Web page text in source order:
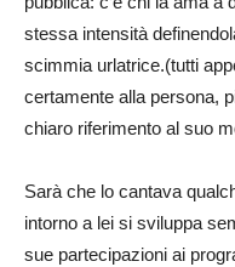
stessa intensità
scimmia urlatrice.(tutti
certamente alla persona,
chiaro riferimento al suo
Sarà che lo cantava
intorno a lei si sviluppa
sue partecipazioni ai